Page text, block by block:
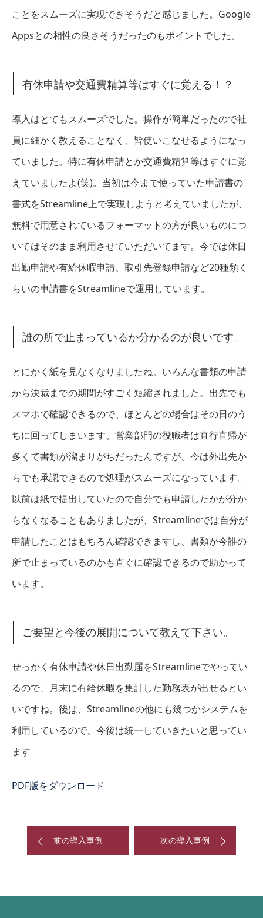
ことをスムーズに実現できそうだと感じました。Google
Appsとの相性の良さそうだったのもポイントでした。
有休申請や交通費精算等はすぐに覚える！？
導入はとてもスムーズでした。操作が簡単だったので社
員に細かく教えることなく、皆使いこなせるようになっ
ていました。特に有休申請とか交通費精算等はすぐに覚
えていましたよ(笑)。当初は今まで使っていた申請書の
書式をStreamline上で実現しようと考えていましたが、
無料で用意されているフォーマットの方が良いものにつ
いてはそのまま利用させていただいてます。今では休日
出勤申請や有給休暇申請、取引先登録申請など20種類く
らいの申請書をStreamlineで運用しています。
誰の所で止まっているか分かるのが良いです。
とにかく紙を見なくなりましたね。いろんな書類の申請
から決裁までの期間がすごく短縮されました。出先でも
スマホで確認できるので、ほとんどの場合はその日のう
ちに回ってしまいます。営業部門の役職者は直行直帰が
多くて書類が溜まりがちだったんですが、今は外出先か
らでも承認できるので処理がスムーズになっています。
以前は紙で提出していたので自分でも申請したかが分か
らなくなることもありましたが、Streamlineでは自分が
申請したことはもちろん確認できますし、書類が今誰の
所で止まっているのかも直ぐに確認できるので助かって
います。
ご要望と今後の展開について教えて下さい。
せっかく有休申請や休日出勤届をStreamlineでやってい
るので、月末に有給休暇を集計した勤務表が出せるとい
いですね。後は、Streamlineの他にも幾つかシステムを
利用しているので、今後は統一していきたいと思ってい
ます
PDF版をダウンロード
前の導入事例 次の導入事例